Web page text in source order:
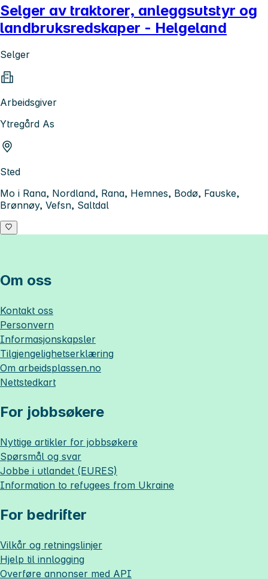
Selger av traktorer, anleggsutstyr og
landbruksredskaper - Helgeland
Selger
Arbeidsgiver
Ytregård As
Sted
Mo i Rana, Nordland, Rana, Hemnes, Bodø, Fauske,
Brønnøy, Vefsn, Saltdal
Om oss
Kontakt oss
Personvern
Informasjonskapsler
Tilgjengelighetserklæring
Om arbeidsplassen.no
Nettstedkart
For jobbsøkere
Nyttige artikler for jobbsøkere
Spørsmål og svar
Jobbe i utlandet (EURES)
Information to refugees from Ukraine
For bedrifter
Vilkår og retningslinjer
Hjelp til innlogging
Overføre annonser med API